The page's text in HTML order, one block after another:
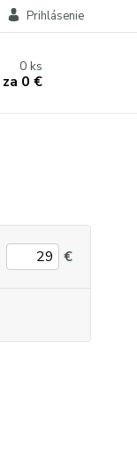
Prihlásenie
0ks
za 0 €
€